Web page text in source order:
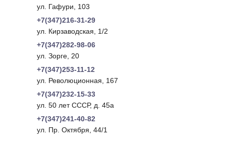
ул. Гафури, 103
+7(347)216-31-29
ул. Кирзаводская, 1/2
+7(347)282-98-06
ул. Зорге, 20
+7(347)253-11-12
ул. Революционная, 167
+7(347)232-15-33
ул. 50 лет СССР, д. 45а
+7(347)241-40-82
ул. Пр. Октября, 44/1